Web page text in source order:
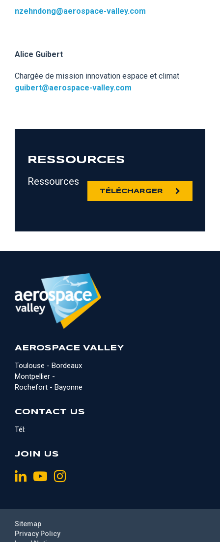
nzehndong@aerospace-valley.com
Alice Guibert
Chargée de mission innovation espace et climat
guibert@aerospace-valley.com
RESSOURCES
Ressources
TÉLÉCHARGER
AEROSPACE VALLEY
Toulouse - Bordeaux
Montpellier -
Rochefort - Bayonne
CONTACT US
Tél:
JOIN US
Privacy Policy
Sitemap